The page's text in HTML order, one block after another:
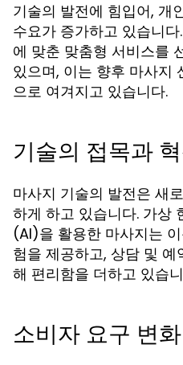
기술의 발전에 힘입어, 개
수요가 증가하고 있습니
에 맞춘 맞춤형 서비스를
있으며, 이는 향후 마사지
으로 여겨지고 있습니다.
기술의 접목과
마사지 기술의 발전은 새
하게 하고 있습니다. 가상
(AI)을 활용한 마사지는
험을 제공하고, 상담 및
해 편리함을 더하고 있습
소비자 요구 변화